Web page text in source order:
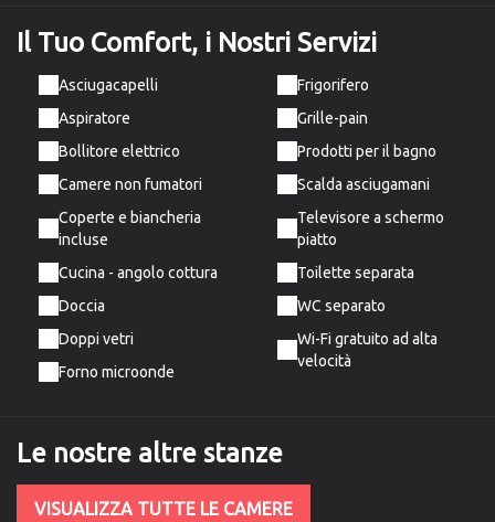
Il Tuo Comfort, i Nostri Servizi
Asciugacapelli
Aspiratore
Bollitore elettrico
Camere non fumatori
Coperte e biancheria
incluse
Cucina - angolo cottura
Doccia
Doppi vetri
Forno microonde
Frigorifero
Grille-pain
Prodotti per il bagno
Scalda asciugamani
Televisore a schermo
piatto
Toilette separata
WC separato
Wi-Fi gratuito ad alta
velocità
Le nostre altre stanze
VISUALIZZA TUTTE LE CAMERE